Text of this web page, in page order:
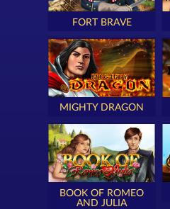
FORT BRAVE
MIGHTY DRAGON
BOOK OF ROMEO
AND JULIA